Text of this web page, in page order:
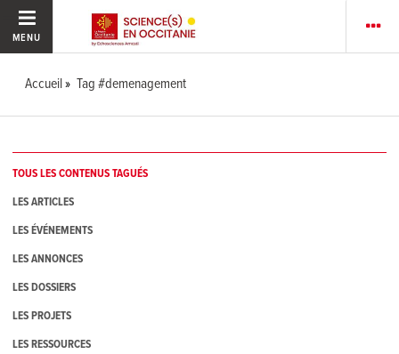
MENU
Accueil Tag #demenagement
TOUS LES CONTENUS TAGUÉS
LES ARTICLES
LES ÉVÉNEMENTS
LES ANNONCES
LES DOSSIERS
LES PROJETS
LES RESSOURCES